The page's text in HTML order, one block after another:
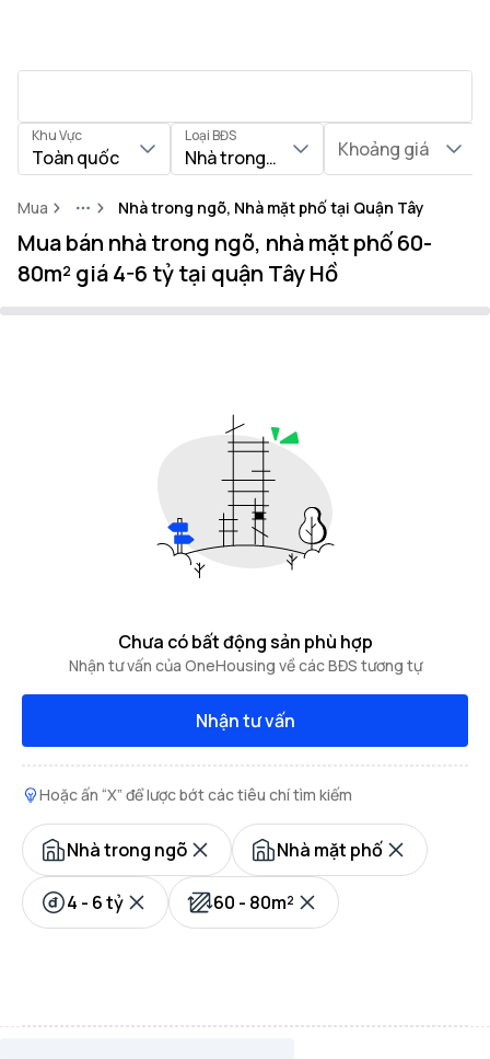
Khu Vực
Toàn quốc
Loại BĐS
Nhà trong ngõ, Nhà mặt phố
Khoảng giá
Mua MoreNhà trong ngõ, Nhà mặt phố tại Quận Tây Hồ
Mua bán nhà trong ngõ, nhà mặt phố 60-
80m² giá 4-6 tỷ tại quận Tây Hồ
Chưa có bất động sản phù hợp
Nhận tư vấn của OneHousing về các BĐS tương tự
Nhận tư vấn
Hoặc ấn “X” để lược bớt các tiêu chí tìm kiếm
Nhà trong ngõ Nhà mặt phố
4 - 6 tỷ 60 - 80m²